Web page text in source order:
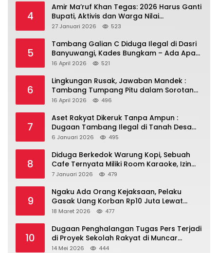
4
Amir Ma’ruf Khan Tegas: 2026 Harus Ganti
Bupati, Aktivis dan Warga Nilai
Kepemimpinan Saat Ini Gagal Jawab
27 Januari 2026 523
5
Tambang Galian C Diduga Ilegal di Dasri
Banyuwangi, Kades Bungkam – Ada Apa
Ya?
16 April 2026 521
6
Lingkungan Rusak, Jawaban Mandek :
Tambang Tumpang Pitu dalam Sorotan
Tajam
16 April 2026 496
7
Aset Rakyat Dikeruk Tanpa Ampun :
Dugaan Tambang Ilegal di Tanah Desa
Dasri Menguat
6 Januari 2026 495
8
Diduga Berkedok Warung Kopi, Sebuah
Cafe Ternyata Miliki Room Karaoke, Izin
Dipertanyakan!!!.
7 Januari 2026 479
9
Ngaku Ada Orang Kejaksaan, Pelaku
Gasak Uang Korban Rp10 Juta Lewat
Modus Tender Mobil
18 Maret 2026 477
10
Dugaan Penghalangan Tugas Pers Terjadi
di Proyek Sekolah Rakyat di Muncar
Banyuwangi
14 Mei 2026 444